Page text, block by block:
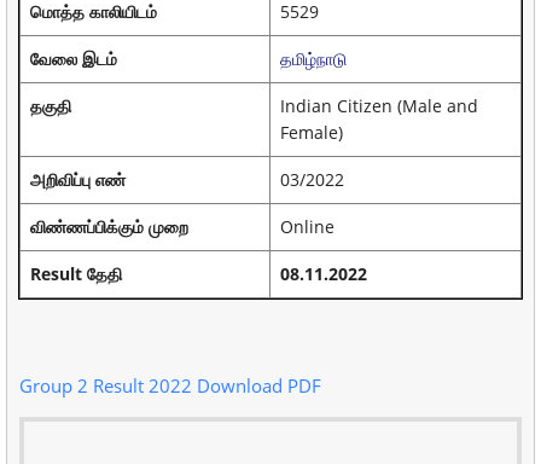
மொத்த காலியிடம் 5529
வேலை இடம் தமிழ்நாடு
தகுதி
Indian Citizen (Male and
Female)
அறிவிப்பு எண் 03/2022
விண்ணப்பிக்கும் முறை Online
Result தேதி 08.11.2022
Group 2 Result 2022 Download PDF